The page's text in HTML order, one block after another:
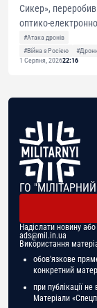
Сикер»,
оптико-
#Атака дронів
#Війна з Росією
1 Серпня, 202622:16
ГО
Надіслати новину або
ads@mil.in.ua
Використання
обов'язкове
конкретний
при публікації
Матеріали